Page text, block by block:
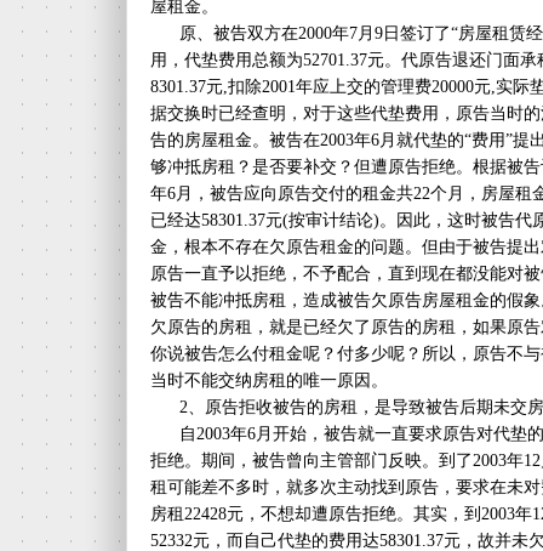
屋租金。
原、被告双方在2000年7月9日签订了“房屋租赁
用，代垫费用总额为52701.37元。代原告退还门面
8301.37元,扣除2001年应上交的管理费20000元,实际
据交换时已经查明，对于这些代垫费用，原告当时
告的房屋租金。被告在2003年6月就代垫的“费用”
够冲抵房租？是否要补交？但遭原告拒绝。根据被
年6月，被告应向原告交付的租金共22个月，房屋租
已经达58301.37元(按审计结论)。因此，这时被告代
金，根本不存在欠原告租金的问题。但由于被告提
原告一直予以拒绝，不予配合，直到现在都没能对
被告不能冲抵房租，造成被告欠原告房屋租金的假
欠原告的房租，就是已经欠了原告的房租，如果原
你说被告怎么付租金呢？付多少呢？所以，原告不
当时不能交纳房租的唯一原因。
2、原告拒收被告的房租，是导致被告后期未交
自2003年6月开始，被告就一直要求原告对代垫
拒绝。期间，被告曾向主管部门反映。到了2003年
租可能差不多时，就多次主动找到原告，要求在未
房租22428元，不想却遭原告拒绝。其实，到2003
52332元，而自己代垫的费用达58301.37元，故并未